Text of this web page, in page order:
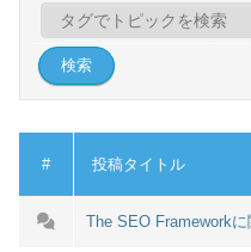
# 投稿タイトル
The SEO Framework